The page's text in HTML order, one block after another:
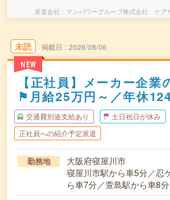
派遣会社 マンパワーグループ株式会社 ケア
未読
NEW
掲載日 2026/08/06
【正社員】メーカー企
⚑月給25万円～／年休
交通費別途支給あり 土日祝日が休み
正社員への紹介予定派遣
勤務地
大阪府寝屋川市
寝屋川市駅から車5分／忍
ら車7分／萱島駅から車8